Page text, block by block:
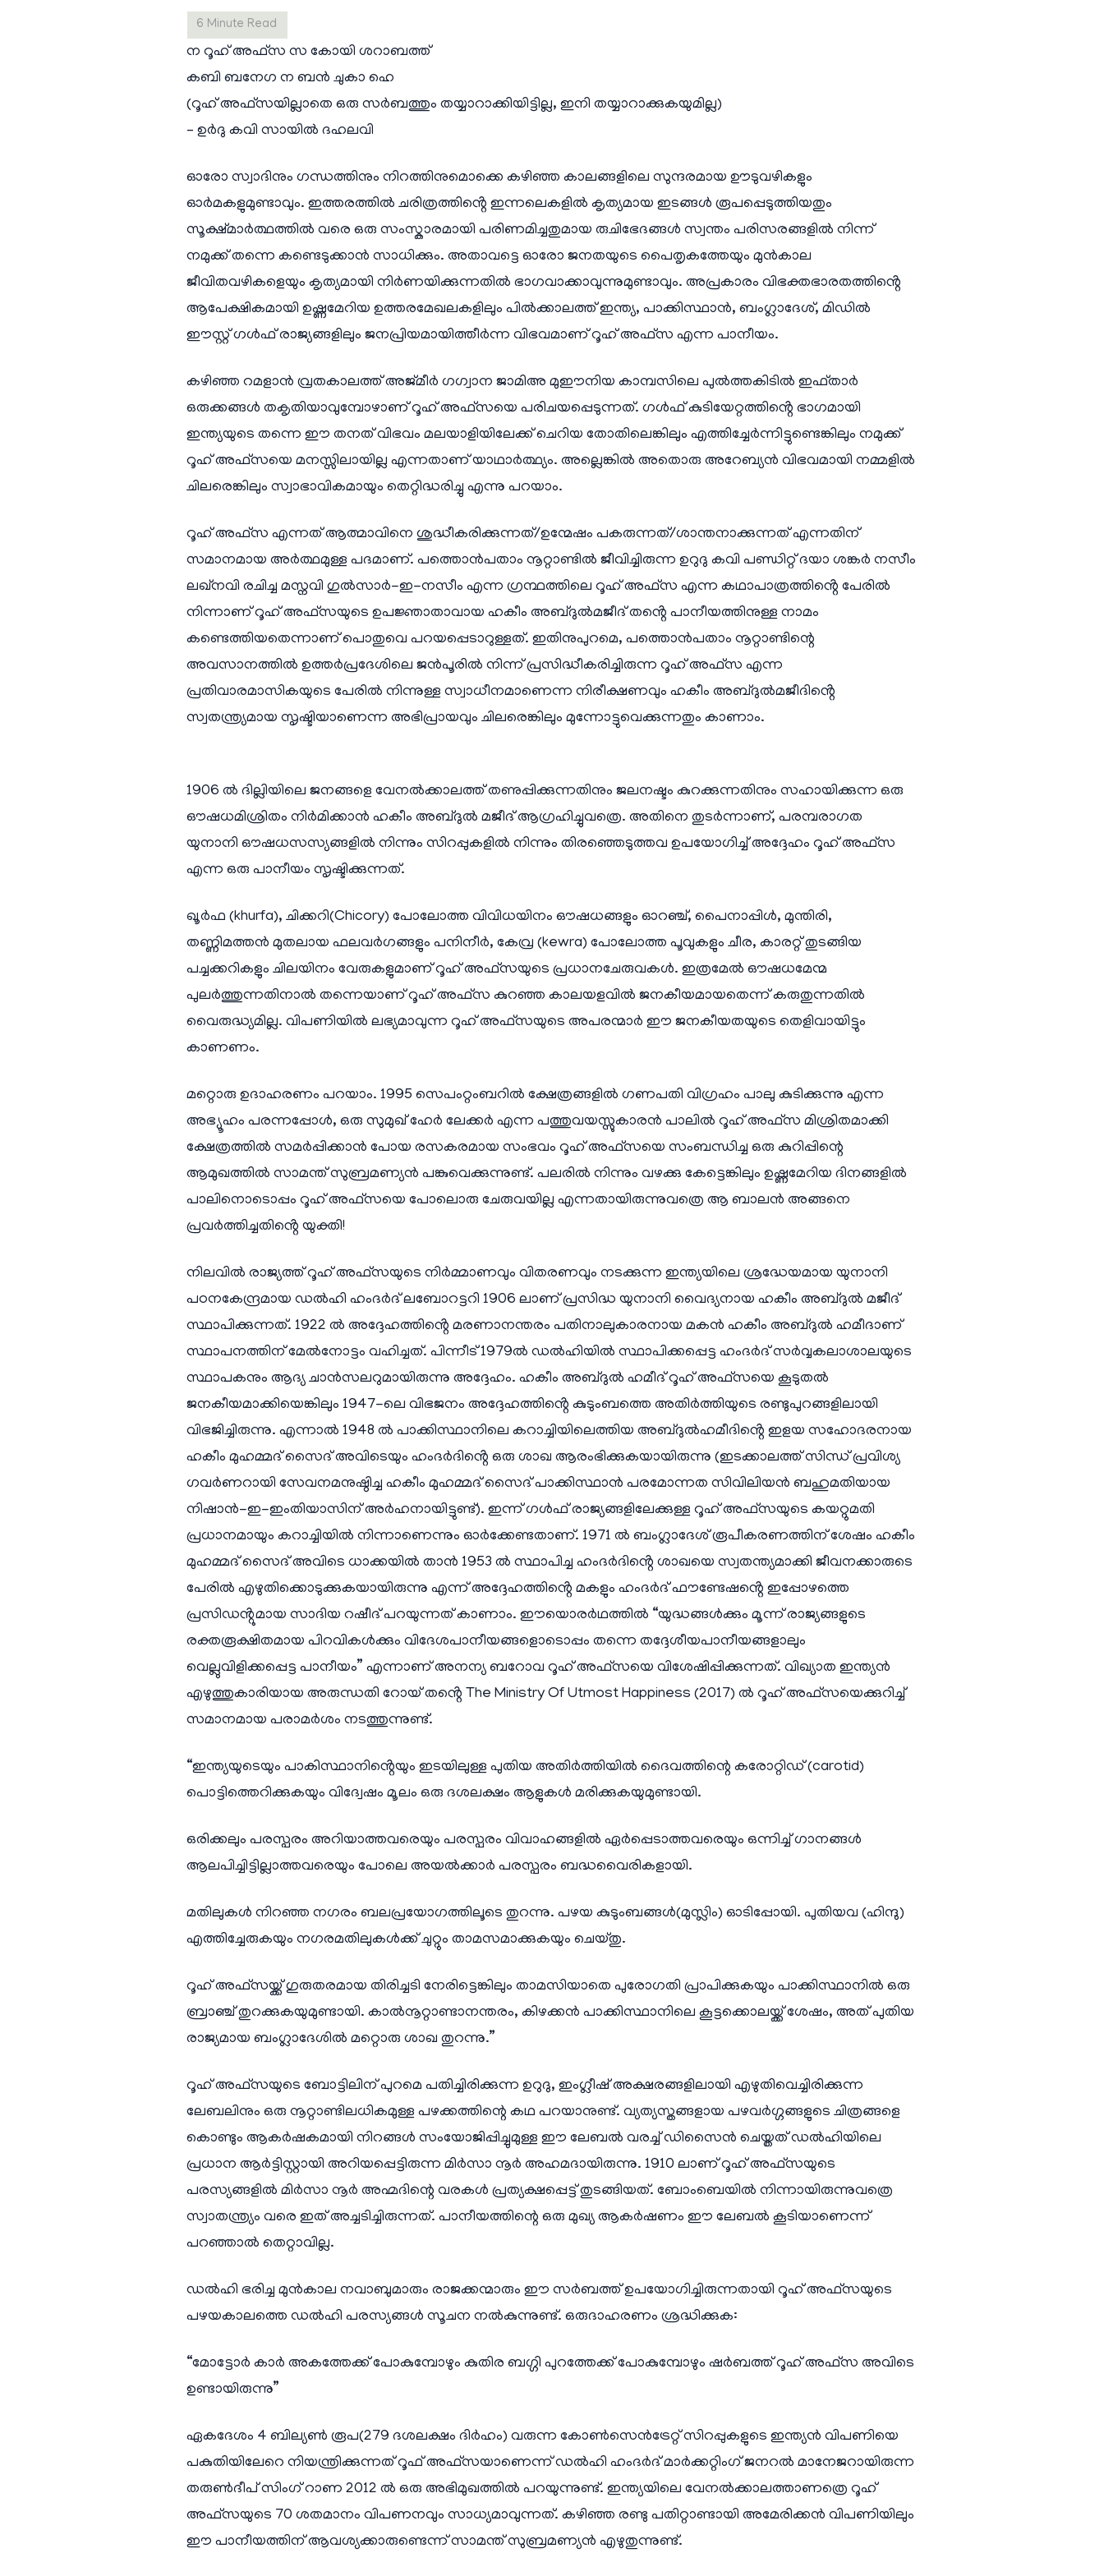
ന റൂഹ് അഫ്സ സ കോയി ശറാബത്ത്
കബി ബനേഗ ന ബൻ ചുകാ ഹെ
(റൂഹ് അഫ്സയില്ലാതെ ഒരു സർബത്തും തയ്യാറാക്കിയിട്ടില്ല, ഇനി തയ്യാറാക്കുകയുമില്ല)
– ഉർദു കവി സായിൽ ദഹലവി
ഓരോ സ്വാദിനും ഗന്ധത്തിനും നിറത്തിനുമൊക്കെ കഴിഞ്ഞ കാലങ്ങളിലെ സുന്ദരമായ ഊടുവഴികളും
ഓർമകളുമുണ്ടാവും. ഇത്തരത്തിൽ ചരിത്രത്തിൻ്റെ ഇന്നലെകളിൽ കൃത്യമായ ഇടങ്ങൾ രൂപപ്പെടുത്തിയതും
സൂക്ഷ്മാർത്ഥത്തിൽ വരെ ഒരു സംസ്കാരമായി പരിണമിച്ചതുമായ രുചിഭേദങ്ങൾ സ്വന്തം പരിസരങ്ങളിൽ നിന്ന്
നമുക്ക് തന്നെ കണ്ടെടുക്കാൻ സാധിക്കും. അതാവട്ടെ ഓരോ ജനതയുടെ പൈതൃകത്തേയും മുൻകാല
ജീവിതവഴികളെയും കൃത്യമായി നിർണയിക്കുന്നതിൽ ഭാഗവാക്കാവുന്നുമുണ്ടാവും. അപ്രകാരം വിഭക്തഭാരതത്തിൻ്റെ
ആപേക്ഷികമായി ഉഷ്ണമേറിയ ഉത്തരമേഖലകളിലും പിൽക്കാലത്ത് ഇന്ത്യ, പാക്കിസ്ഥാൻ, ബംഗ്ലാദേശ്, മിഡിൽ
ഈസ്റ്റ് ഗൾഫ് രാജ്യങ്ങളിലും ജനപ്രിയമായിത്തീർന്ന വിഭവമാണ് റൂഹ് അഫ്സ എന്ന പാനീയം.
കഴിഞ്ഞ റമളാൻ വ്രതകാലത്ത് അജ്മീർ ഗഗ്വാന ജാമിഅ മുഈനിയ കാമ്പസിലെ പുൽത്തകിടിൽ ഇഫ്താർ
ഒരുക്കങ്ങൾ തകൃതിയാവുമ്പോഴാണ് റൂഹ് അഫ്സയെ പരിചയപ്പെടുന്നത്. ഗൾഫ് കുടിയേറ്റത്തിൻ്റെ ഭാഗമായി
ഇന്ത്യയുടെ തന്നെ ഈ തനത് വിഭവം മലയാളിയിലേക്ക് ചെറിയ തോതിലെങ്കിലും എത്തിച്ചേർന്നിട്ടുണ്ടെങ്കിലും നമുക്ക്
റൂഹ് അഫ്സയെ മനസ്സിലായില്ല എന്നതാണ് യാഥാർത്ഥ്യം. അല്ലെങ്കിൽ അതൊരു അറേബ്യൻ വിഭവമായി നമ്മളിൽ
ചിലരെങ്കിലും സ്വാഭാവികമായും തെറ്റിദ്ധരിച്ചു എന്നു പറയാം.
റൂഹ് അഫ്സ എന്നത് ആത്മാവിനെ ശുദ്ധീകരിക്കുന്നത്/ഉന്മേഷം പകരുന്നത്/ശാന്തനാക്കുന്നത് എന്നതിന്
സമാനമായ അർത്ഥമുള്ള പദമാണ്. പത്തൊൻപതാം നൂറ്റാണ്ടിൽ ജീവിച്ചിരുന്ന ഉറുദു കവി പണ്ഡിറ്റ് ദയാ ശങ്കർ നസീം
ലഖ്നവി രചിച്ച മസ്നവി ഗുൽസാർ-ഇ-നസീം എന്ന ഗ്രന്ഥത്തിലെ റൂഹ് അഫ്സ എന്ന കഥാപാത്രത്തിൻ്റെ പേരിൽ
നിന്നാണ് റൂഹ് അഫ്സയുടെ ഉപജ്ഞാതാവായ ഹകീം അബ്ദുൽമജീദ് തൻ്റെ പാനീയത്തിനുള്ള നാമം
കണ്ടെത്തിയതെന്നാണ് പൊതുവെ പറയപ്പെടാറുള്ളത്. ഇതിനുപുറമെ, പത്തൊൻപതാം നൂറ്റാണ്ടിന്റെ
അവസാനത്തിൽ ഉത്തർപ്രദേശിലെ ജൻപൂരിൽ നിന്ന് പ്രസിദ്ധീകരിച്ചിരുന്ന റൂഹ് അഫ്സ എന്ന
പ്രതിവാരമാസികയുടെ പേരിൽ നിന്നുള്ള സ്വാധീനമാണെന്ന നിരീക്ഷണവും ഹകീം അബ്ദുൽമജീദിൻ്റെ
സ്വതന്ത്ര്യമായ സൃഷ്ടിയാണെന്ന അഭിപ്രായവും ചിലരെങ്കിലും മുന്നോട്ടുവെക്കുന്നതും കാണാം.
1906 ൽ ദില്ലിയിലെ ജനങ്ങളെ വേനൽക്കാലത്ത് തണുപ്പിക്കുന്നതിനും ജലനഷ്ടം കുറക്കുന്നതിനും സഹായിക്കുന്ന ഒരു
ഔഷധമിശ്രിതം നിർമിക്കാൻ ഹകീം അബ്ദുൽ മജീദ് ആഗ്രഹിച്ചുവത്രെ. അതിനെ തുടർന്നാണ്, പരമ്പരാഗത
യുനാനി ഔഷധസസ്യങ്ങളിൽ നിന്നും സിറപ്പുകളിൽ നിന്നും തിരഞ്ഞെടുത്തവ ഉപയോഗിച്ച് അദ്ദേഹം റൂഹ് അഫ്സ
എന്ന ഒരു പാനീയം സൃഷ്ടിക്കുന്നത്.
ഖൂർഫ (khurfa), ചിക്കറി(Chicory) പോലോത്ത വിവിധയിനം ഔഷധങ്ങളും ഓറഞ്ച്, പൈനാപ്പിൾ, മുന്തിരി,
തണ്ണിമത്തൻ മുതലായ ഫലവർഗങ്ങളും പനിനീർ, കേവ്ര (kewra) പോലോത്ത പൂവുകളും ചീര, കാരറ്റ് തുടങ്ങിയ
പച്ചക്കറികളും ചിലയിനം വേരുകളുമാണ് റൂഹ് അഫ്സയുടെ പ്രധാനചേരുവകൾ. ഇത്രമേൽ ഔഷധമേന്മ
പുലർത്തുന്നതിനാൽ തന്നെയാണ് റൂഹ് അഫ്സ കുറഞ്ഞ കാലയളവിൽ ജനകീയമായതെന്ന് കരുതുന്നതിൽ
വൈരുദ്ധ്യമില്ല. വിപണിയിൽ ലഭ്യമാവുന്ന റൂഹ് അഫ്സയുടെ അപരന്മാർ ഈ ജനകീയതയുടെ തെളിവായിട്ടും
കാണണം.
മറ്റൊരു ഉദാഹരണം പറയാം. 1995 സെപംറ്റംബറിൽ ക്ഷേത്രങ്ങളിൽ ഗണപതി വിഗ്രഹം പാലു കുടിക്കുന്നു എന്ന
അഭ്യൂഹം പരന്നപ്പോൾ, ഒരു സുമുഖ് ഹേർ ലേക്കർ എന്ന പത്തുവയസ്സുകാരൻ പാലിൽ റൂഹ് അഫ്സ മിശ്രിതമാക്കി
ക്ഷേത്രത്തിൽ സമർപ്പിക്കാൻ പോയ രസകരമായ സംഭവം റൂഹ് അഫ്‌സയെ സംബന്ധിച്ച ഒരു കുറിപ്പിന്റെ
ആമുഖത്തിൽ സാമന്ത് സുബ്രമണ്യൻ പങ്കുവെക്കുന്നുണ്ട്. പലരിൽ നിന്നും വഴക്കു കേട്ടെങ്കിലും ഉഷ്ണമേറിയ ദിനങ്ങളിൽ
പാലിനൊടൊപ്പം റൂഹ് അഫ്സയെ പോലൊരു ചേരുവയില്ല എന്നതായിരുന്നുവത്രെ ആ ബാലൻ അങ്ങനെ
പ്രവർത്തിച്ചതിൻ്റെ യുക്തി!
നിലവിൽ രാജ്യത്ത് റൂഹ് അഫ്സയുടെ നിർമ്മാണവും വിതരണവും നടക്കുന്ന ഇന്ത്യയിലെ ശ്രദ്ധേയമായ യുനാനി
പഠനകേന്ദ്രമായ ഡൽഹി ഹംദർദ് ലബോറട്ടറി 1906 ലാണ് പ്രസിദ്ധ യുനാനി വൈദ്യനായ ഹകീം അബ്ദുൽ മജീദ്
സ്ഥാപിക്കുന്നത്. 1922 ൽ അദ്ദേഹത്തിൻ്റെ മരണാനന്തരം പതിനാലുകാരനായ മകൻ ഹകീം അബ്ദുൽ ഹമീദാണ്
സ്ഥാപനത്തിന് മേൽനോട്ടം വഹിച്ചത്. പിന്നീട് 1979ൽ ഡൽഹിയിൽ സ്ഥാപിക്കപ്പെട്ട ഹംദർദ് സർവ്വകലാശാലയുടെ
സ്ഥാപകനും ആദ്യ ചാൻസലറുമായിരുന്നു അദ്ദേഹം. ഹകീം അബ്ദുൽ ഹമീദ്‌ റൂഹ് അഫ്സയെ കൂടുതൽ
ജനകീയമാക്കിയെങ്കിലും 1947-ലെ വിഭജനം അദ്ദേഹത്തിൻ്റെ കുടുംബത്തെ അതിർത്തിയുടെ രണ്ടുപുറങ്ങളിലായി
വിഭജിച്ചിരുന്നു. എന്നാൽ 1948 ൽ പാക്കിസ്ഥാനിലെ കറാച്ചിയിലെത്തിയ അബ്ദുൽഹമീദിൻ്റെ ഇളയ സഹോദരനായ
ഹകീം മുഹമ്മദ് സൈദ് അവിടെയും ഹംദർദിൻ്റെ ഒരു ശാഖ ആരംഭിക്കുകയായിരുന്നു (ഇടക്കാലത്ത് സിന്ധ് പ്രവിശ്യ
ഗവർണറായി സേവനമനുഷ്ഠിച്ച ഹകീം മുഹമ്മദ് സൈദ് പാക്കിസ്ഥാൻ പരമോന്നത സിവിലിയൻ ബഹുമതിയായ
നിഷാൻ-ഇ-ഇംതിയാസിന് അർഹനായിട്ടുണ്ട്). ഇന്ന് ഗൾഫ് രാജ്യങ്ങളിലേക്കുള്ള റൂഹ് അഫ്സയുടെ കയറ്റുമതി
പ്രധാനമായും കറാച്ചിയിൽ നിന്നാണെന്നും ഓർക്കേണ്ടതാണ്. 1971 ൽ ബംഗ്ലാദേശ് രൂപീകരണത്തിന് ശേഷം ഹകീം
മുഹമ്മദ് സൈദ് അവിടെ ധാക്കയിൽ താൻ 1953 ൽ സ്ഥാപിച്ച ഹംദർദിൻ്റെ ശാഖയെ സ്വതന്ത്യമാക്കി ജീവനക്കാരുടെ
പേരിൽ എഴുതിക്കൊടുക്കുകയായിരുന്നു എന്ന് അദ്ദേഹത്തിൻ്റെ മകളും ഹംദർദ് ഫൗണ്ടേഷൻ്റെ ഇപ്പോഴത്തെ
പ്രസിഡൻ്റുമായ സാദിയ റഷീദ് പറയുന്നത് കാണാം. ഈയൊരർഥത്തിൽ “യുദ്ധങ്ങൾക്കും മൂന്ന് രാജ്യങ്ങളുടെ
രക്തരൂക്ഷിതമായ പിറവികൾക്കും വിദേശപാനീയങ്ങളൊടൊപ്പം തന്നെ തദ്ദേശീയപാനീയങ്ങളാലും
വെല്ലുവിളിക്കപ്പെട്ട പാനീയം” എന്നാണ് അനന്യ ബറോവ റൂഹ് അഫ്സയെ വിശേഷിപ്പിക്കുന്നത്. വിഖ്യാത ഇന്ത്യൻ
എഴുത്തുകാരിയായ അരുന്ധതി റോയ് തൻ്റെ The Ministry Of Utmost Happiness (2017) ൽ റൂഹ് അഫ്സയെക്കുറിച്ച്
സമാനമായ പരാമർശം നടത്തുന്നുണ്ട്.
“ഇന്ത്യയുടെയും പാകിസ്ഥാനിൻ്റെയും ഇടയിലുള്ള പുതിയ അതിർത്തിയിൽ ദൈവത്തിന്റെ കരോറ്റിഡ് (carotid)
പൊട്ടിത്തെറിക്കുകയും വിദ്വേഷം മൂലം ഒരു ദശലക്ഷം ആളുകൾ മരിക്കുകയുമുണ്ടായി.
ഒരിക്കലും പരസ്പരം അറിയാത്തവരെയും പരസ്പരം വിവാഹങ്ങളിൽ ഏർപ്പെടാത്തവരെയും ഒന്നിച്ച് ഗാനങ്ങൾ
ആലപിച്ചിട്ടില്ലാത്തവരെയും പോലെ അയൽക്കാർ പരസ്പരം ബദ്ധവൈരികളായി.
മതിലുകൾ നിറഞ്ഞ നഗരം ബലപ്രയോഗത്തിലൂടെ തുറന്നു. പഴയ കുടുംബങ്ങൾ(മുസ്ലിം) ഓടിപ്പോയി. പുതിയവ (ഹിന്ദു)
എത്തിച്ചേരുകയും നഗരമതിലുകൾക്ക് ചുറ്റും താമസമാക്കുകയും ചെയ്തു.
റൂഹ് അഫ്സയ്ക്ക് ഗുരുതരമായ തിരിച്ചടി നേരിട്ടെങ്കിലും താമസിയാതെ പുരോഗതി പ്രാപിക്കുകയും പാക്കിസ്ഥാനിൽ ഒരു
ബ്രാഞ്ച് തുറക്കുകയുമുണ്ടായി. കാൽനൂറ്റാണ്ടാനന്തരം, കിഴക്കൻ പാക്കിസ്ഥാനിലെ കൂട്ടക്കൊലയ്ക്ക് ശേഷം, അത് പുതിയ
രാജ്യമായ ബംഗ്ലാദേശിൽ മറ്റൊരു ശാഖ തുറന്നു.”
റൂഹ് അഫ്സയുടെ ബോട്ടിലിന് പുറമെ പതിച്ചിരിക്കുന്ന ഉറുദു, ഇംഗ്ലീഷ് അക്ഷരങ്ങളിലായി എഴുതിവെച്ചിരിക്കുന്ന
ലേബലിനും ഒരു നൂറ്റാണ്ടിലധികമുള്ള പഴക്കത്തിന്റെ കഥ പറയാനുണ്ട്. വ്യത്യസ്തങ്ങളായ പഴവർഗ്ഗങ്ങളുടെ ചിത്രങ്ങളെ
കൊണ്ടും ആകർഷകമായി നിറങ്ങൾ സംയോജിപ്പിച്ചുമുള്ള ഈ ലേബൽ വരച്ച് ഡിസൈൻ ചെയ്തത്​ ഡൽഹിയിലെ
പ്രധാന ആർട്ടിസ്റ്റായി അറിയപ്പെട്ടിരുന്ന മിർസാ നൂർ അഹമദായിരുന്നു. 1910 ലാണ് റൂഹ് അഫ്സയുടെ
പരസ്യങ്ങളിൽ മിർസാ നൂർ അഹ്മദി​​​ന്റെ വരകൾ പ്രത്യക്ഷപ്പെട്ട് തുടങ്ങിയത്. ബോംബെയിൽ നിന്നായിരുന്നുവത്രെ
സ്വാതന്ത്ര്യം വരെ ഇത് അച്ചടിച്ചിരുന്നത്. പാനീയത്തിന്റെ ഒരു മുഖ്യ ആകർഷണം ഈ ലേബൽ കൂടിയാണെന്ന്
പറഞ്ഞാൽ തെറ്റാവില്ല.
ഡൽഹി ഭരിച്ച മുൻകാല നവാബുമാരും രാജക്കന്മാരും ഈ സർബത്ത് ഉപയോഗിച്ചിരുന്നതായി റൂഹ് അഫ്സയുടെ
പഴയകാലത്തെ ഡൽഹി പരസ്യങ്ങൾ സൂചന നൽകുന്നുണ്ട്. ഒരുദാഹരണം ശ്രദ്ധിക്കുക:
“മോട്ടോർ കാർ അകത്തേക്ക് പോകുമ്പോഴും കുതിര ബഗ്ഗി പുറത്തേക്ക് പോകുമ്പോഴും ഷർബത്ത് റൂഹ് അഫ്സ അവിടെ
ഉണ്ടായിരുന്നു”
ഏകദേശം 4 ബില്യൺ രൂപ(279 ദശലക്ഷം ദിർഹം) വരുന്ന കോൺസെൻട്രേറ്റ് സിറപ്പുകളുടെ ഇന്ത്യൻ വിപണിയെ
പകുതിയിലേറെ നിയന്ത്രിക്കുന്നത് റൂഫ് അഫ്സയാണെന്ന് ഡൽഹി ഹംദർദ് മാർക്കറ്റിംഗ് ജനറൽ മാനേജറായിരുന്ന
തരുൺദീപ് സിംഗ് റാണ 2012 ൽ ഒരു അഭിമുഖത്തിൽ പറയുന്നുണ്ട്. ഇന്ത്യയിലെ വേനൽക്കാലത്താണത്രെ റൂഹ്
അഫ്സയുടെ 70 ശതമാനം വിപണനവും സാധ്യമാവുന്നത്. കഴിഞ്ഞ രണ്ടു പതിറ്റാണ്ടായി അമേരിക്കൻ വിപണിയിലും
ഈ പാനീയത്തിന് ആവശ്യക്കാരുണ്ടെന്ന് സാമന്ത് സുബ്രമണ്യൻ എഴുതുന്നുണ്ട്.